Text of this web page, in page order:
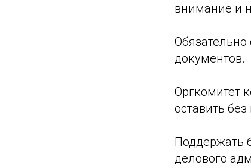
внимание и
документов.
Оргкомитет
оставить
Поддержать
делового